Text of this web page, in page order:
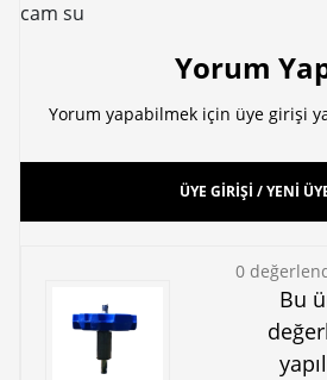
cam su
Yorum
Yorum yapabilmek için üye girişi
ÜYE GİRİŞİ / YENİ
0
Bu